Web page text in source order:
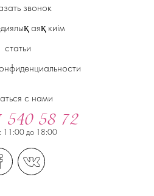
звонок
аяқ киім
статьи
с нами
540 58 72
11:00 до 18:00